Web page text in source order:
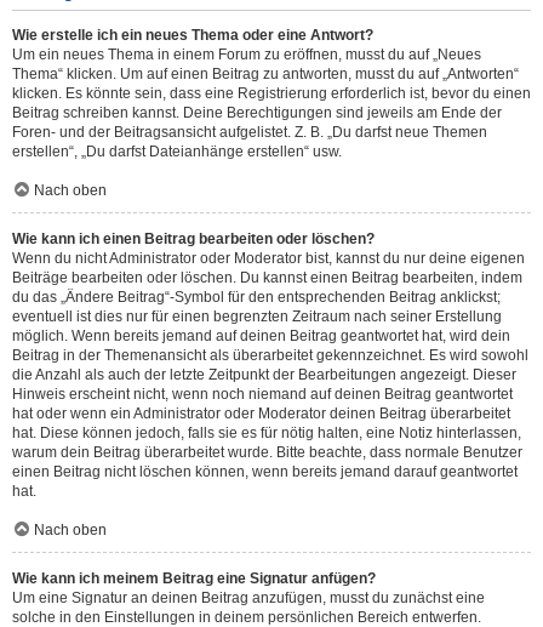
Wie erstelle ich ein neues Thema oder eine Antwort?
Um ein neues Thema in einem Forum zu eröffnen, musst du auf „Neues
Thema“ klicken. Um auf einen Beitrag zu antworten, musst du auf „Antworten“
klicken. Es könnte sein, dass eine Registrierung erforderlich ist, bevor du einen
Beitrag schreiben kannst. Deine Berechtigungen sind jeweils am Ende der
Foren- und der Beitragsansicht aufgelistet. Z. B. „Du darfst neue Themen
erstellen“, „Du darfst Dateianhänge erstellen“ usw.
Nach oben
Wie kann ich einen Beitrag bearbeiten oder löschen?
Wenn du nicht Administrator oder Moderator bist, kannst du nur deine eigenen
Beiträge bearbeiten oder löschen. Du kannst einen Beitrag bearbeiten, indem
du das „Ändere Beitrag“-Symbol für den entsprechenden Beitrag anklickst;
eventuell ist dies nur für einen begrenzten Zeitraum nach seiner Erstellung
möglich. Wenn bereits jemand auf deinen Beitrag geantwortet hat, wird dein
Beitrag in der Themenansicht als überarbeitet gekennzeichnet. Es wird sowohl
die Anzahl als auch der letzte Zeitpunkt der Bearbeitungen angezeigt. Dieser
Hinweis erscheint nicht, wenn noch niemand auf deinen Beitrag geantwortet
hat oder wenn ein Administrator oder Moderator deinen Beitrag überarbeitet
hat. Diese können jedoch, falls sie es für nötig halten, eine Notiz hinterlassen,
warum dein Beitrag überarbeitet wurde. Bitte beachte, dass normale Benutzer
einen Beitrag nicht löschen können, wenn bereits jemand darauf geantwortet
hat.
Nach oben
Wie kann ich meinem Beitrag eine Signatur anfügen?
Um eine Signatur an deinen Beitrag anzufügen, musst du zunächst eine
solche in den Einstellungen in deinem persönlichen Bereich entwerfen.